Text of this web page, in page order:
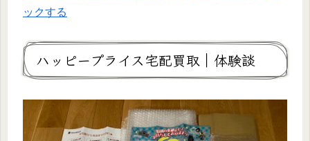
ックする
ハッピープライス宅配買取｜体験談